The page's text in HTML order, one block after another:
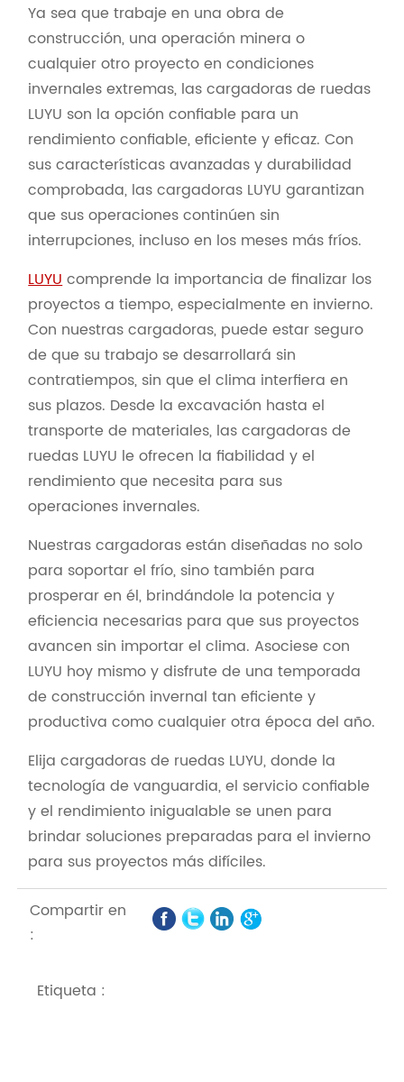
Ya sea que trabaje en una obra de
construcción, una operación minera o
cualquier otro proyecto en condiciones
invernales extremas, las cargadoras de ruedas
LUYU son la opción confiable para un
rendimiento confiable, eficiente y eficaz. Con
sus características avanzadas y durabilidad
comprobada, las cargadoras LUYU garantizan
que sus operaciones continúen sin
interrupciones, incluso en los meses más fríos.
LUYUcomprende la importancia de finalizar los
proyectos a tiempo, especialmente en invierno.
Con nuestras cargadoras, puede estar seguro
de que su trabajo se desarrollará sin
contratiempos, sin que el clima interfiera en
sus plazos. Desde la excavación hasta el
transporte de materiales, las cargadoras de
ruedas LUYU le ofrecen la fiabilidad y el
rendimiento que necesita para sus
operaciones invernales.
Nuestras cargadoras están diseñadas no solo
para soportar el frío, sino también para
prosperar en él, brindándole la potencia y
eficiencia necesarias para que sus proyectos
avancen sin importar el clima. Asociese con
LUYU hoy mismo y disfrute de una temporada
de construcción invernal tan eficiente y
productiva como cualquier otra época del año.
Elija cargadoras de ruedas LUYU, donde la
tecnología de vanguardia, el servicio confiable
y el rendimiento inigualable se unen para
brindar soluciones preparadas para el invierno
para sus proyectos más difíciles.
Compartir en
:
Etiqueta :